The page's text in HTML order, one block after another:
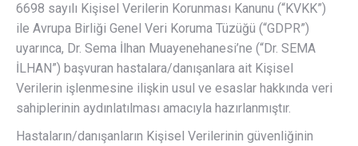
6698 sayılı Kişisel Verilerin Korunması Kanunu (“KVKK”)
ile Avrupa Birliği Genel Veri Koruma Tüzüğü (“GDPR”)
uyarınca, Dr. Sema İlhan Muayenehanesi’ne (“Dr. SEMA
İLHAN”) başvuran hastalara/danışanlara ait Kişisel
Verilerin işlenmesine ilişkin usul ve esaslar hakkında veri
sahiplerinin aydınlatılması amacıyla hazırlanmıştır.
Hastaların/danışanların Kişisel Verilerinin güvenliğinin